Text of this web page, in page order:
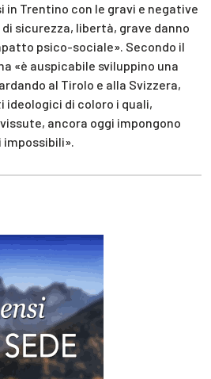
in Trentino con le gravi e negative
sicurezza, libertà, grave danno
psico-sociale». Secondo il
«è auspicabile sviluppino una
al Tirolo e alla Svizzera,
ideologici di coloro i quali,
ancora oggi impongono
impossibili».